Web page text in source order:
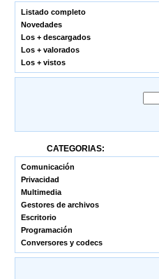
Listado completo
Novedades
Los + descargados
Los + valorados
Los + vistos
CATEGORIAS:
Comunicación
Privacidad
Multimedia
Gestores de archivos
Escritorio
Programación
Conversores y codecs